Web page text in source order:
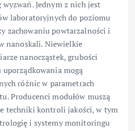
wyzwań. Jednym z nich jest
laboratoryjnych do poziomu
zachowaniu powtarzalności i
nanoskali. Niewielkie
nanocząstek, grubości
mogą
różnic w parametrach
Producenci modułów muszą
techniki kontroli jakości, w tym
i systemy monitoringu